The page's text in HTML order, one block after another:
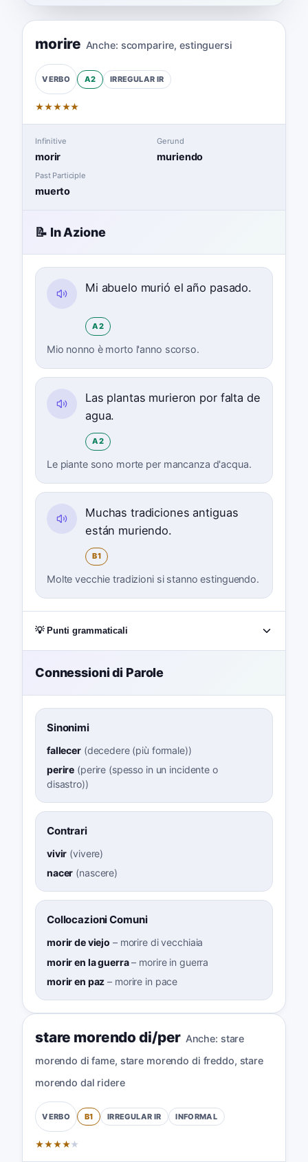
morire Anche: scomparire,estinguersi
VERBO A2 IRREGULAR IR
★★★★★
Infinitive
morir
Gerund
muriendo
Past Participle
muerto
📝 In Azione
Mi abuelo murió el año pasado.
A2
Mio nonno è morto l'anno scorso.
Las plantas murieron por falta de
agua.
A2
Le piante sono morte per mancanza d'acqua.
Muchas tradiciones antiguas
están muriendo.
B1
Molte vecchie tradizioni si stanno estinguendo.
💡 Punti grammaticali
Connessioni di Parole
Sinonimi
fallecer(decedere (più formale))
perire (perire (spesso in un incidente o
disastro))
Contrari
vivir (vivere)
nacer (nascere)
Collocazioni Comuni
morir de viejo – morire di vecchiaia
morir en la guerra– morire in guerra
morir en paz – morire in pace
stare morendo di/per Anche: stare
morendo di fame, stare morendo di freddo, stare
morendo dal ridere
VERBO B1 IRREGULAR IR INFORMAL
★★★★★